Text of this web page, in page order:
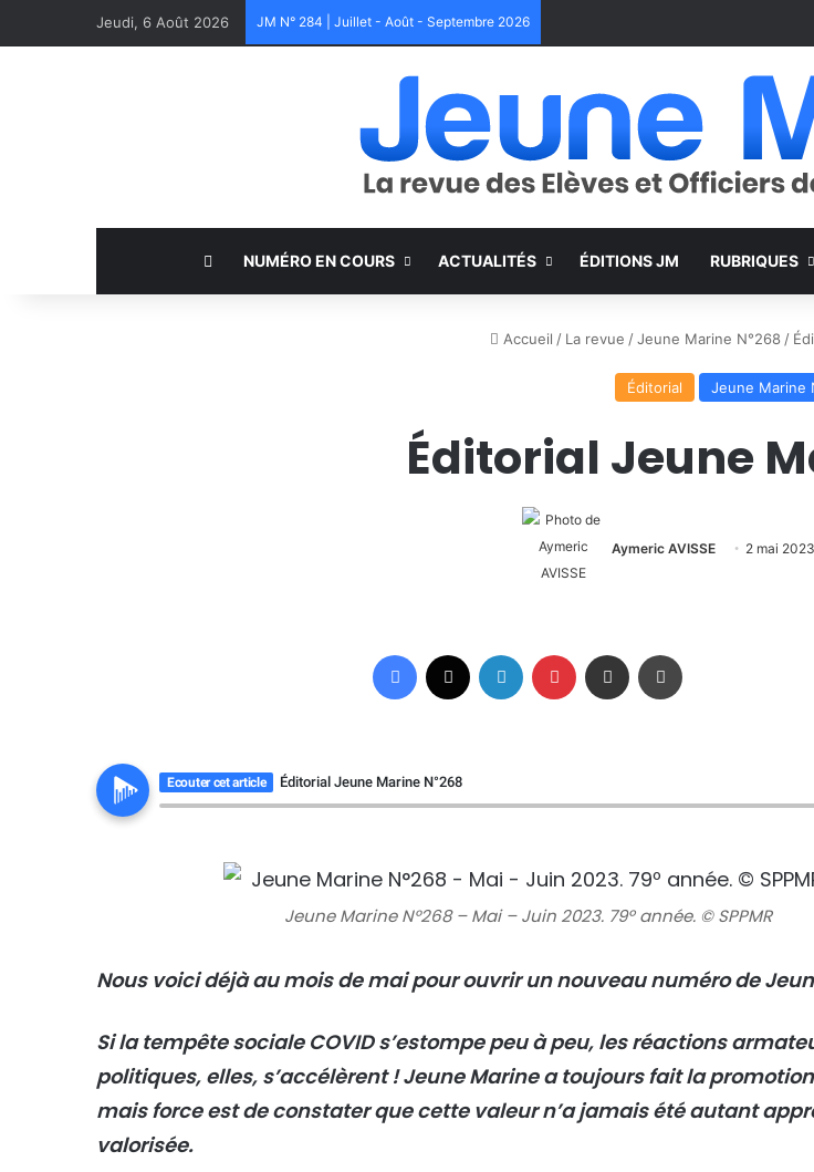
Jeudi, 6 Août 2026 JM N° 284 | Juillet - Août - Septembre 2026
NUMÉRO EN COURS ACTUALITÉS ÉDITIONS JM RUBRIQUES
Accueil / La revue /Jeune Marine N°268 /
Éditorial Jeune Marine
Éditorial Jeune
Aymeric AVISSE 2 mai 2023
Facebook Linkedin Pinterest Partager par email
Ecouter cet article Éditorial Jeune Marine N°268
Jeune Marine N°268 – Mai – Juin 2023. 79º année. © SPPMR
Nous voici déjà au mois de mai pour ouvrir un nouveau numéro de
Si la tempête sociale COVID s’estompe peu à peu, les réactions
politiques, elles, s’accélèrent ! Jeune Marine a toujours fait la
mais force est de constater que cette valeur n’a jamais été autant
valorisée.